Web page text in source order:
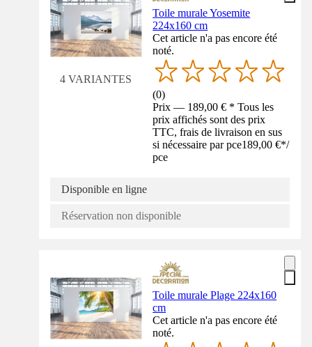
4 VARIANTES
Toile murale Yosemite
224x160 cm
Cet article n'a pas encore été
noté.
(0)
Prix — 189,00 € * Tous les
prix affichés sont des prix
TTC, frais de livraison en sus
si nécessaire par pce189,00 €*/
pce
Disponible en ligne
Réservation non disponible
Toile murale Plage 224x160
cm
Cet article n'a pas encore été
noté.